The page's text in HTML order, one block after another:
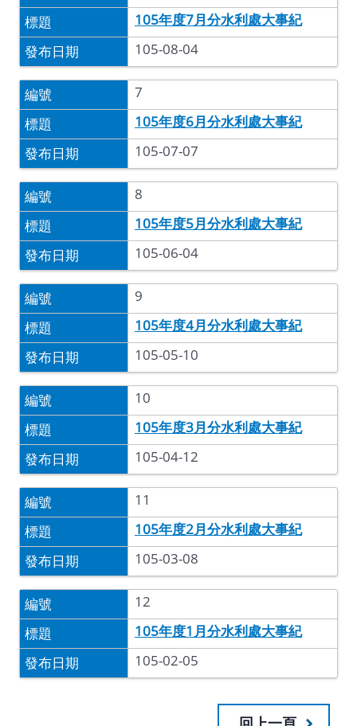
105年度7月分水利處大事紀
105-08-04
7
105年度6月分水利處大事紀
105-07-07
8
105年度5月分水利處大事紀
105-06-04
9
105年度4月分水利處大事紀
105-05-10
10
105年度3月分水利處大事紀
105-04-12
11
105年度2月分水利處大事紀
105-03-08
12
105年度1月分水利處大事紀
105-02-05